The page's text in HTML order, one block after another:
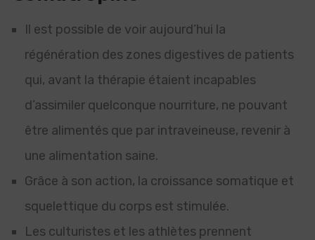
Il est possible de voir aujourd’hui la
régénération des zones digestives de patients
qui, avant la thérapie étaient incapables
d’assimiler quelconque nourriture, ne pouvant
être alimentés que par intraveineuse, revenir à
une alimentation saine.
Grâce à son action, la croissance somatique et
squelettique du corps est stimulée.
Les culturistes et les athlètes prennent